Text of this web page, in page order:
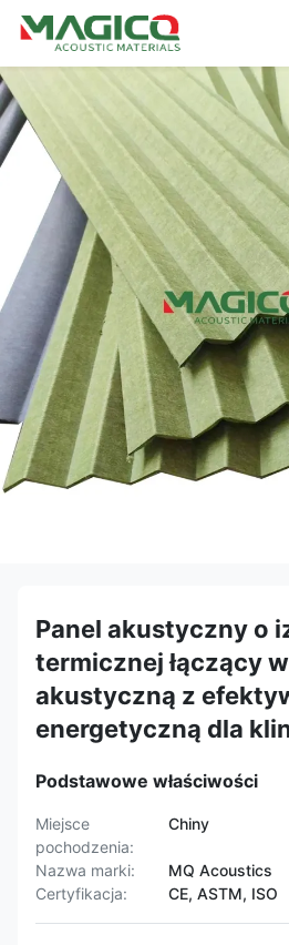
Panel akustyczny o
termicznej łączący
akustyczną z
energetyczną dla
Podstawowe właściwości
Miejsce
pochodzenia:
Chiny
Nazwa marki:
MQ Acoustics
Certyfikacja:
CE, ASTM, ISO